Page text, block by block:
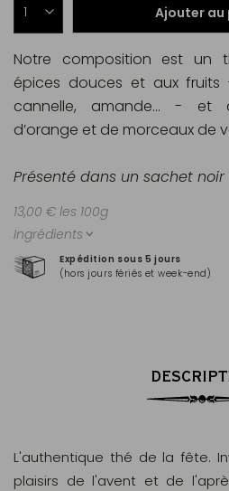
Ajouter au
Expédition sous 5 jours
(hors jours fériés et week-end)
Notre composition est un
épices douces et aux fruits
cannelle, amande... - et
d’orange et de morceaux de
Présenté dans un sachet noir
13,00 € les 100g
Ingrédients
L'authentique thé de la fête.
plaisirs de l'avent et de